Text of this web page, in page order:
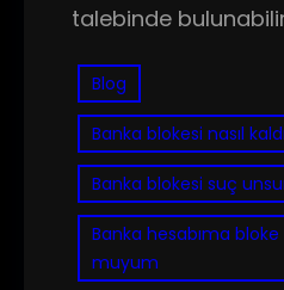
talebinde
Blog
Banka blokesi nasıl
Banka blokesi suç
Banka hesabıma
muyum